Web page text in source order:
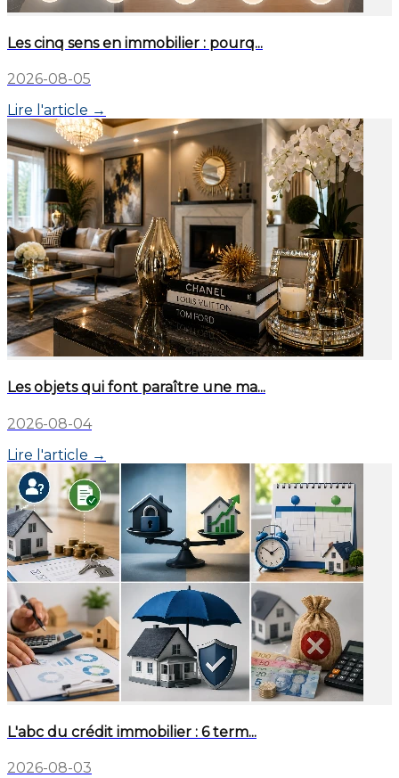
Les cinq sens en immobilier : pourq...
2026-08-05
Lire l'article →
Les objets qui font paraître une ma...
2026-08-04
Lire l'article →
L'abc du crédit immobilier : 6 term...
2026-08-03